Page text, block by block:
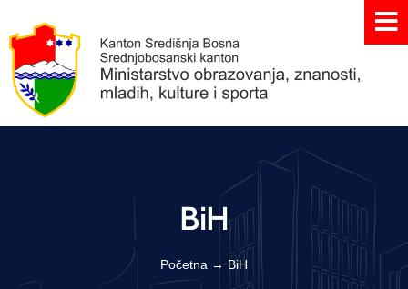
BiH
Početna → BiH